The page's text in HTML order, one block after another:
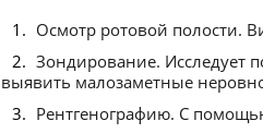
Осмотр ротовой полости.
Зондирование. Исследует
выявить малозаметные
Рентгенографию. С